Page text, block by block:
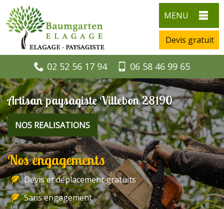
MENU
Devis gratuit
02 52 56 17 94 06 58 46 99 65
Artisan paysagiste Villebon 28190
NOS REALISATIONS
Nos engagements
Devis et déplacement gratuits
Sans engagement